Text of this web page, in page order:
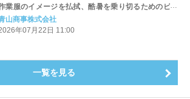
業服のイメージを払拭、酷暑を乗り切るためのビジ
ス向けデザイン
山商事株式会社
年07月22日 11:00
一覧を見る